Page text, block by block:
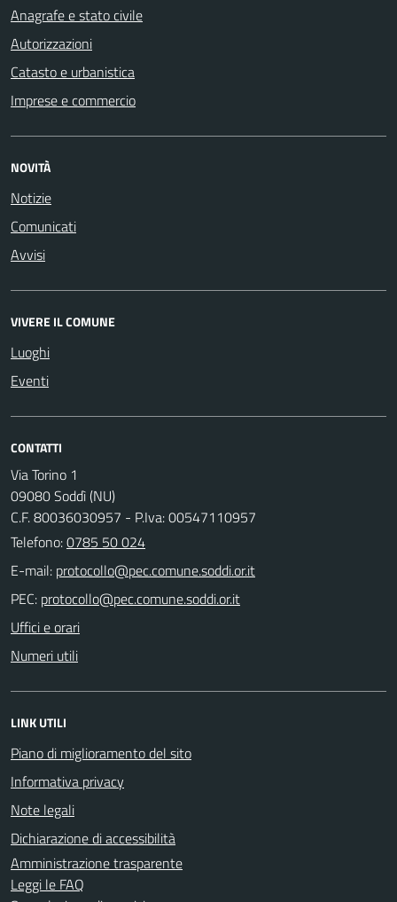
Anagrafe e stato civile
Autorizzazioni
Catasto e urbanistica
Imprese e commercio
NOVITÀ
Notizie
Comunicati
Avvisi
VIVERE IL COMUNE
Luoghi
Eventi
CONTATTI
Via Torino 1
09080 Soddì (NU)
C.F. 80036030957 - P.Iva: 00547110957
Telefono:0785 50 024
E-mail:
PEC:
Uffici e orari
Numeri utili
LINK UTILI
Piano di miglioramento del sito
Informativa privacy
Note legali
Dichiarazione di accessibilità
Amministrazione trasparente
Leggi le FAQ